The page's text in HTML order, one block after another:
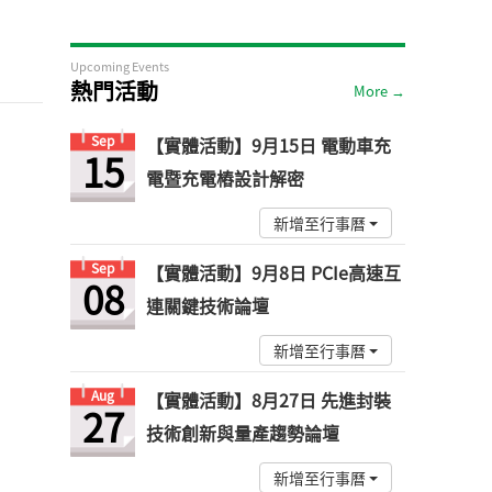
Upcoming Events
熱門活動 More →
Sep
15
【實體活動】9月15日 電動車充
電暨充電樁設計解密
新增至行事曆
Sep
08
【實體活動】9月8日 PCIe高速互
連關鍵技術論壇
新增至行事曆
Aug
27
【實體活動】8月27日 先進封裝
技術創新與量產趨勢論壇
新增至行事曆